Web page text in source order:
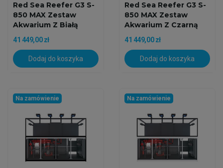
Red Sea Reefer G3 S-
850 MAX Zestaw
Akwarium Z Białą
Szafką
41 449,00 zł
Dodaj do koszyka
Red Sea Reefer G3 S-
850 MAX Zestaw
Akwarium Z Czarną
Szafką
41 449,00 zł
Dodaj do koszyka
Na zamówienie Na zamówienie